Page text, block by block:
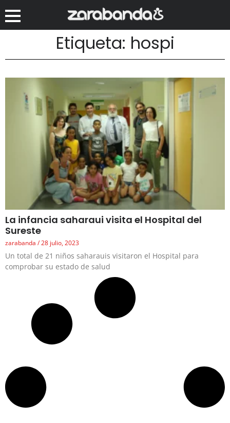
Etiqueta: hospi
La infancia saharaui visita el Hospital del
Sureste
zarabanda 28 julio, 2023
Un total de 21 niños saharauis visitaron el Hospital para
comprobar su estado de salud